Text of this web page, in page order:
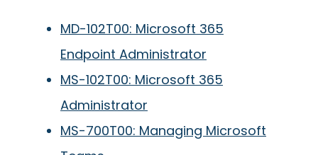
MD-102T00: Microsoft 365
Endpoint Administrator
MS-102T00: Microsoft 365
Administrator
MS-700T00: Managing Microsoft